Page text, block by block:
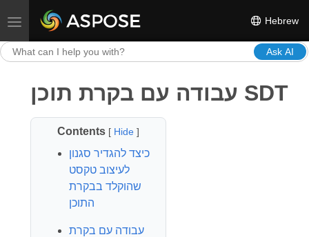
Toggle navigation Hebrew
Ask AI
עבודה עם בקרת תוכן SDT
Contents [ Hide]
כיצד להגדיר סגנון
לעיצוב טקסט
שהוקלד בבקרת
התוכן
עבודה עם בקרת